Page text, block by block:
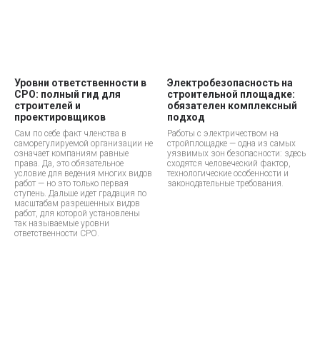
Уровни ответственности в
СРО: полный гид для
строителей и
проектировщиков
Сам по себе факт членства в
саморегулируемой организации не
означает компаниям равные
права. Да, это обязательное
условие для ведения многих видов
работ — но это только первая
ступень. Дальше идет градация по
масштабам разрешенных видов
работ, для которой установлены
так называемые уровни
ответственности СРО.
Электробезопасность на
строительной площадке:
обязателен комплексный
подход
Работы с электричеством на
стройплощадке — одна из самых
уязвимых зон безопасности: здесь
сходятся человеческий фактор,
технологические особенности и
законодательные требования.